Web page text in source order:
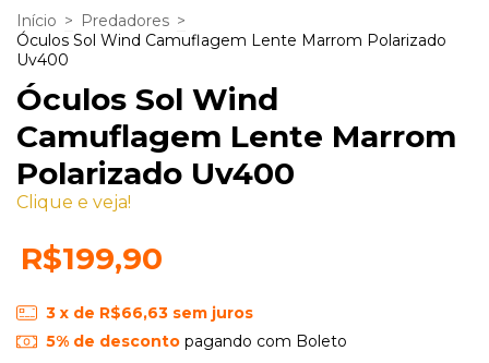
Início > Predadores >
Óculos Sol Wind Camuflagem Lente Marrom Polarizado
Uv400
Óculos Sol Wind
Camuflagem Lente Marrom
Polarizado Uv400
Clique e veja!
R$199,90
3 x de R$66,63 sem juros
5% de descontopagando com Boleto